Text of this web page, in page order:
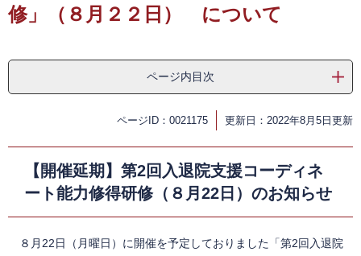
修」（８月２２日） について
ページ内目次
ページID：0021175 更新日：2022年8月5日更新
【開催延期】第2回入退院支援コーディネ
ート能力修得研修（８月22日）のお知らせ
８月22日（月曜日）に開催を予定しておりました「第2回入退院